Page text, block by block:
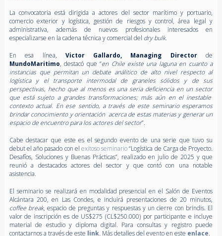
La convocatoria está dirigida a actores del sector marítimo y portuario,
comercio exterior y logística, gestión de riesgos y control, área legal y
administrativa, además de nuevos profesionales interesados en
especializarse en la cadena técnica y comercial del dry bulk.
En esa línea, Victor Gallardo, Managing Directorde
MundoMaritimo, destacó que “en Chile existe una laguna en cuanto a
instancias que permitan un debate análitico de alto nivel respecto al
logística y el transporte intermodal de graneles sólidos y de sus
perspectivas, hecho que al menos es una seria deficiencia en un sector
que está sujeto a grandes transformaciones; más aún en el inestable
contexto actual. En ese sentido, a través de este seminario esperamos
brindar conocimiento y orientación acerca de estas materias y generar un
espacio de encuentro para los actores del sector”.
Cabe destacar que este es el segundo evento de una serie que tuvo su
debut el año pasado con el exitoso seminario“Logística de Carga de Proyecto.
Desafíos, Soluciones y Buenas Prácticas”, realizado en julio de 2025 y que
reunió a destacados actores del sector y que contó con una notable
asistencia.
El seminario se realizará en modalidad presencial en el Salón de Eventos
Alcántara 200, en Las Condes, e incluirá presentaciones de 20 minutos,
coffee break, espacio de preguntas y respuestas y un cierre con brindis. El
valor de inscripción es de US$275 (CL$250.000) por participante e incluye
material de estudio y diploma digital. Para consultas y registro puede
contactarnos a través de este link. Más detalles del evento en este enlace.